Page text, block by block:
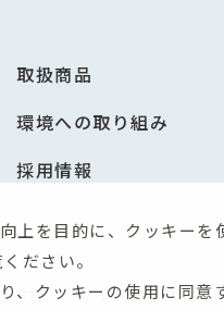
取扱商品
環境への取り組み
採用情報
方針 サイトマップ
上を目的に、クッキーを
ださい。
、クッキーの使用に同意